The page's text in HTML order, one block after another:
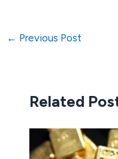
← Previous Post
Related